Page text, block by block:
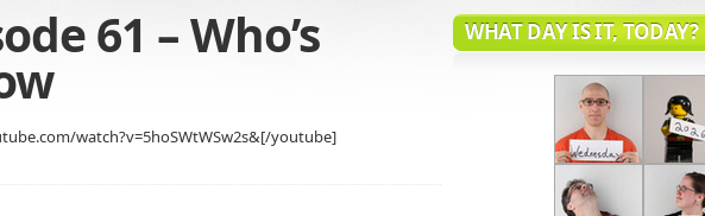
61 – Who’s
watch?v=5hoSWtWSw2s&[/youtube]
WHAT DAY IS IT, TODAY?